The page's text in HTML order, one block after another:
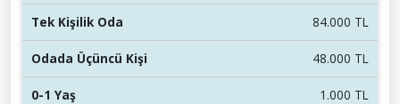
84.000 TL
48.000 TL
1.000 TL